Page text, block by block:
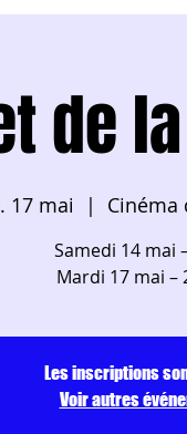
de
17 mai
  |
Cinéma
Samedi 14 mai
Les inscriptions
Voir autres